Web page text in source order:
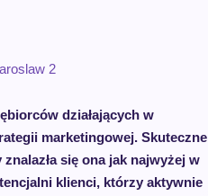
działających w
marketingowej. Skuteczne
się ona jak najwyżej w
klienci, którzy aktywnie